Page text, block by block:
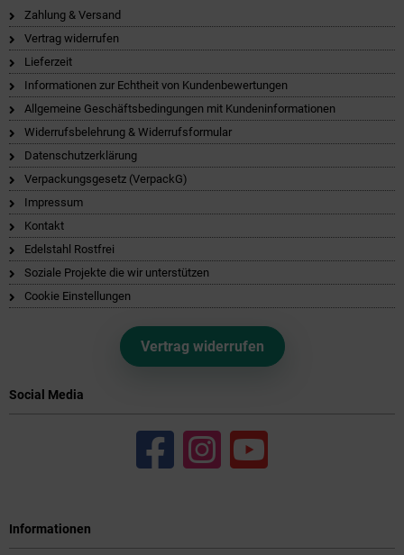
Zahlung & Versand
Vertrag widerrufen
Lieferzeit
Informationen zur Echtheit von Kundenbewertungen
Allgemeine Geschäftsbedingungen mit Kundeninformationen
Widerrufsbelehrung & Widerrufsformular
Datenschutzerklärung
Verpackungsgesetz (VerpackG)
Impressum
Kontakt
Edelstahl Rostfrei
Soziale Projekte die wir unterstützen
Cookie Einstellungen
Vertrag widerrufen
Social Media
Informationen